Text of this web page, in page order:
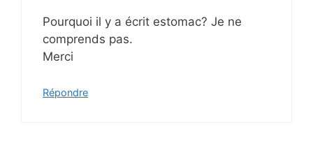
Pourquoi il y a écrit estomac? Je ne
comprends pas.
Merci
Répondre